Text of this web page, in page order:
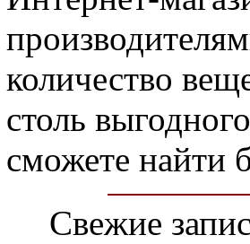
количество
столь
сможете найти
Свежие